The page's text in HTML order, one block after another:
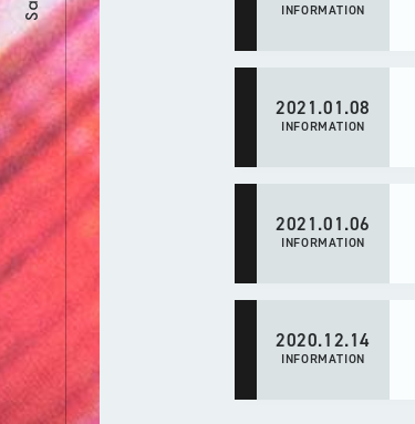
INFORMATION
2021.01.08
INFORMATION
2021.01.06
INFORMATION
2020.12.14
INFORMATION